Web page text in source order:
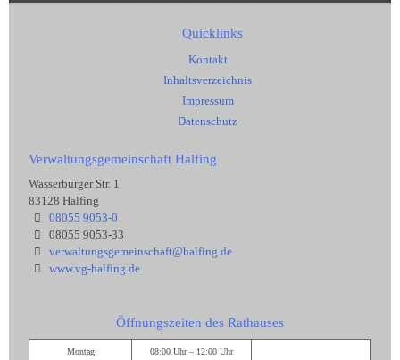
Quicklinks
Kontakt
Inhaltsverzeichnis
Impressum
Datenschutz
Verwaltungsgemeinschaft Halfing
Wasserburger Str. 1
83128 Halfing
08055 9053-0
08055 9053-33
verwaltungsgemeinschaft@halfing.de
www.vg-halfing.de
Öffnungszeiten des Rathauses
Montag 08:00 Uhr – 12:00 Uhr